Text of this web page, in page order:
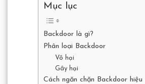
Mục lục
Backdoor là gì?
Phân loại Backdoor
Vô hại
Gây hại
Cách ngăn chặn Backdoor hiệu